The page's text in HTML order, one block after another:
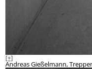
[+]
Andreas Gießelmann,